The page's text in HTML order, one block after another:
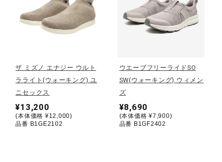
トレーニング
野球
ザ ミズノ エナジー ウルト
ラライト(ウォーキング) ユ
ニセックス
¥13,200
(本体価格 ¥12,000)
品番 B1GE2102
ウエーブフリーライドSO
SW(ウォーキング) ウィメン
ズ
¥8,690
(本体価格 ¥7,900)
品番 B1GF2402